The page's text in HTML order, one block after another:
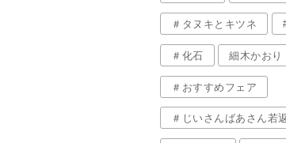
＃タヌキとキツネ
＃化石 細木かおり
＃おすすめフェア
＃じいさんばあさん若